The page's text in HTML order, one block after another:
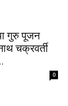
गुरु पूजन
चक्रवर्ती
0